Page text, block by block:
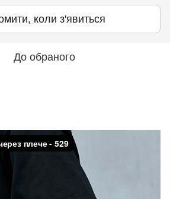
коли з'явиться
До обраного